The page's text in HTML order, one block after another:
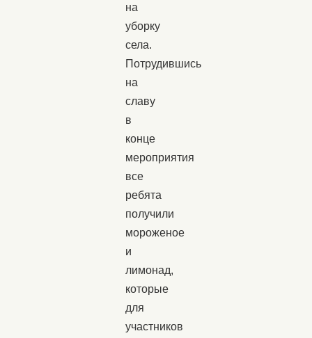
на
уборку
села.
Потрудившись
на
славу
в
конце
мероприятия
все
ребята
получили
мороженое
и
лимонад,
которые
для
участников